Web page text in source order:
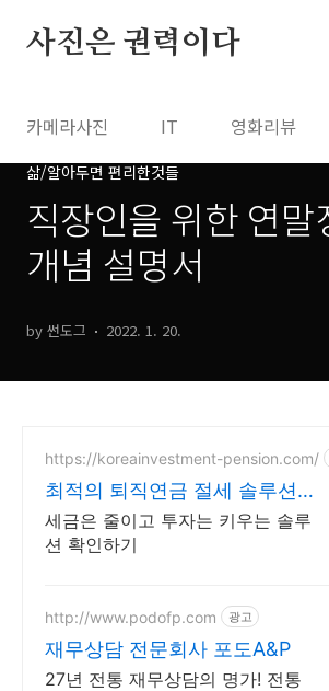
사진은 권력이다
카메라사진 IT 영화리뷰
삶/알아두면 편리한것들
직장인을 위한 연말
개념 설명서
by 썬도그 2022. 1. 20.
https://koreainvestment-pension.com/
최적의 퇴직연금 절세 솔루션
최대 148.5만원 절세
세금은 줄이고 투자는 키우는 솔루
션 확인하기
http://www.podofp.com 광고
재무상담 전문회사 포도A&P
27년 전통 재무상담의 명가! 전통